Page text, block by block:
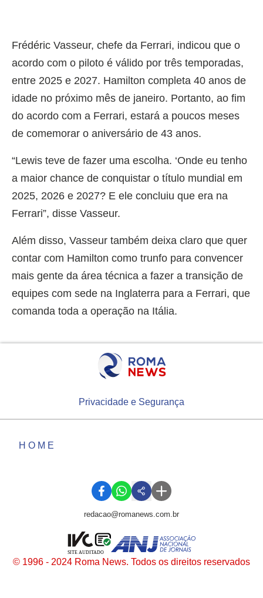
Frédéric Vasseur, chefe da Ferrari, indicou que o
acordo com o piloto é válido por três temporadas,
entre 2025 e 2027. Hamilton completa 40 anos de
idade no próximo mês de janeiro. Portanto, ao fim
do acordo com a Ferrari, estará a poucos meses
de comemorar o aniversário de 43 anos.
“Lewis teve de fazer uma escolha. ‘Onde eu tenho
a maior chance de conquistar o título mundial em
2025, 2026 e 2027? E ele concluiu que era na
Ferrari”, disse Vasseur.
Além disso, Vasseur também deixa claro que quer
contar com Hamilton como trunfo para convencer
mais gente da área técnica a fazer a transição de
equipes com sede na Inglaterra para a Ferrari, que
comanda toda a operação na Itália.
Privacidade e Segurança
HOME
redacao@romanews.com.br
© 1996 - 2024 Roma News. Todos os direitos reservados
SITE AUDITADO